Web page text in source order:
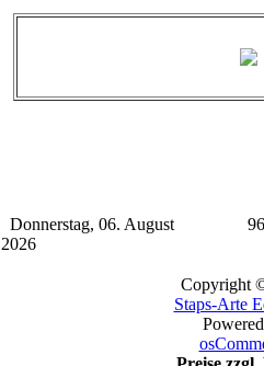
Donnerstag, 06. August
2026
Copyright
Staps-Arte